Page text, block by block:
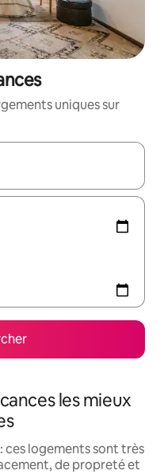
uniques sur
utilisez les flèches vers le
les mieux
ces logements sont très
de propreté et